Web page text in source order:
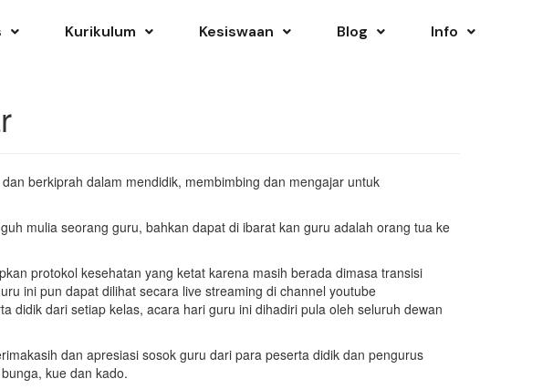
Kurikulum Kesiswaan Blog Info
berkiprah dalam mendidik, membimbing dan mengajar untuk
mulia seorang guru, bahkan dapat di ibarat kan guru adalah orang tua ke
protokol kesehatan yang ketat karena masih berada dimasa transisi
ini pun dapat dilihat secara live streaming di channel youtube
didik dari setiap kelas, acara hari guru ini dihadiri pula oleh seluruh dewan
dan apresiasi sosok guru dari para peserta didik dan pengurus
kue dan kado.